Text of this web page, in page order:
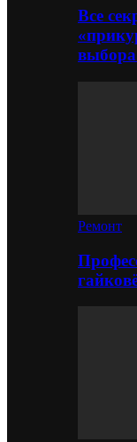
Все
выбора
Ремонт